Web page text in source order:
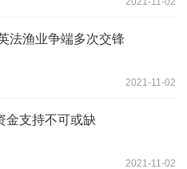
法渔业争端多次交锋
2021-11-02
金支持不可或缺
2021-11-02